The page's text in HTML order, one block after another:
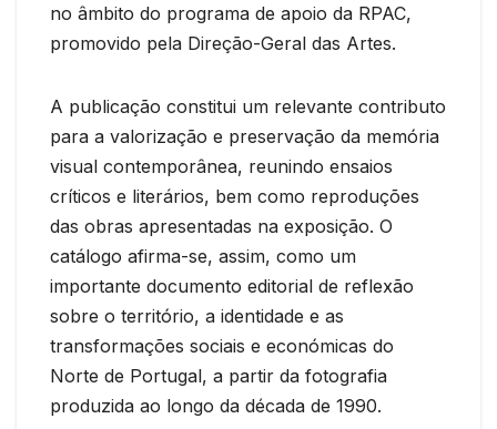
no âmbito do programa de apoio da RPAC,
promovido pela Direção-Geral das Artes.
A publicação constitui um relevante contributo
para a valorização e preservação da memória
visual contemporânea, reunindo ensaios
críticos e literários, bem como reproduções
das obras apresentadas na exposição. O
catálogo afirma-se, assim, como um
importante documento editorial de reflexão
sobre o território, a identidade e as
transformações sociais e económicas do
Norte de Portugal, a partir da fotografia
produzida ao longo da década de 1990.